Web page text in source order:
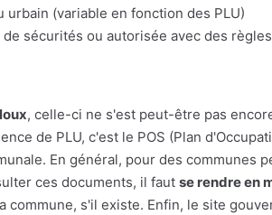
(variable en fonction des PLU)
sécurités ou autorisée avec des
, celle-ci ne s'est peut-être pas
de PLU, c'est le POS (Plan
En général, pour des communes
ces documents, il faut se rendre en
s'il existe. Enfin, le site